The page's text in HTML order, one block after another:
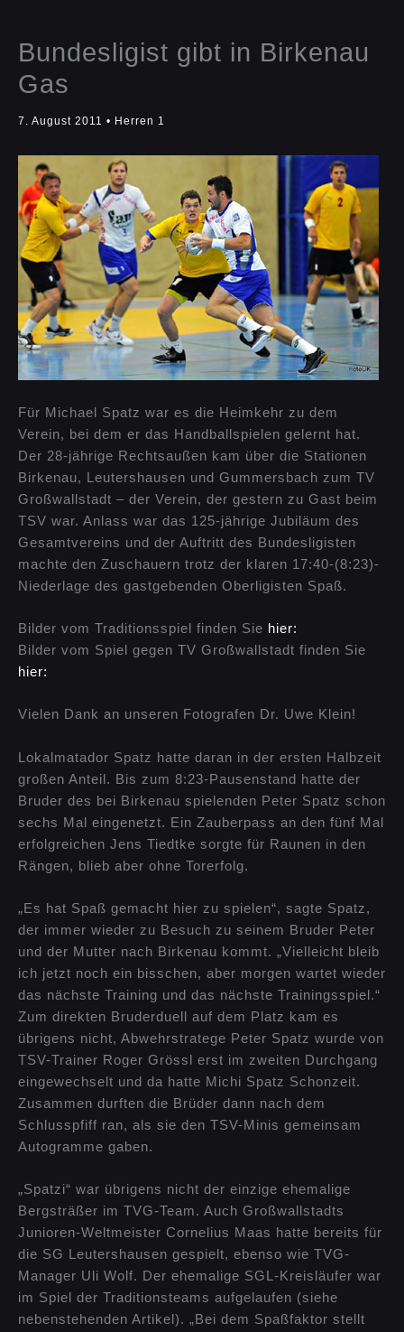
Bundesligist gibt in Birkenau
Gas
7. August 2011 • Herren 1
Für Michael Spatz war es die Heimkehr zu dem
Verein, bei dem er das Handballspielen gelernt hat.
Der 28-jährige Rechtsaußen kam über die Stationen
Birkenau, Leutershausen und Gummersbach zum TV
Großwallstadt – der Verein, der gestern zu Gast beim
TSV war. Anlass war das 125-jährige Jubiläum des
Gesamtvereins und der Auftritt des Bundesligisten
machte den Zuschauern trotz der klaren 17:40-(8:23)-
Niederlage des gastgebenden Oberligisten Spaß.
Bilder vom Traditionsspiel finden Sie hier:
Bilder vom Spiel gegen TV Großwallstadt finden Sie
hier:
Vielen Dank an unseren Fotografen Dr. Uwe Klein!
Lokalmatador Spatz hatte daran in der ersten Halbzeit
großen Anteil. Bis zum 8:23-Pausenstand hatte der
Bruder des bei Birkenau spielenden Peter Spatz schon
sechs Mal eingenetzt. Ein Zauberpass an den fünf Mal
erfolgreichen Jens Tiedtke sorgte für Raunen in den
Rängen, blieb aber ohne Torerfolg.
„Es hat Spaß gemacht hier zu spielen“, sagte Spatz,
der immer wieder zu Besuch zu seinem Bruder Peter
und der Mutter nach Birkenau kommt. „Vielleicht bleib
ich jetzt noch ein bisschen, aber morgen wartet wieder
das nächste Training und das nächste Trainingsspiel.“
Zum direkten Bruderduell auf dem Platz kam es
übrigens nicht, Abwehrstratege Peter Spatz wurde von
TSV-Trainer Roger Grössl erst im zweiten Durchgang
eingewechselt und da hatte Michi Spatz Schonzeit.
Zusammen durften die Brüder dann nach dem
Schlusspfiff ran, als sie den TSV-Minis gemeinsam
Autogramme gaben.
„Spatzi“ war übrigens nicht der einzige ehemalige
Bergsträßer im TVG-Team. Auch Großwallstadts
Junioren-Weltmeister Cornelius Maas hatte bereits für
die SG Leutershausen gespielt, ebenso wie TVG-
Manager Uli Wolf. Der ehemalige SGL-Kreisläufer war
im Spiel der Traditionsteams aufgelaufen (siehe
nebenstehenden Artikel). „Bei dem Spaßfaktor stellt